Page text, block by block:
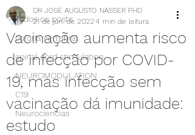
Todos os posts
coluna vertebral
spinal cord stimulation
NEUROMODULATION
C19
Neurociencias
Vacinação aumenta risco
de infecção por COVID-
19, mas infecção sem
vacinação dá imunidade:
estudo
DR JOSÉ AUGUSTO NASSER PHD
21 de jun. de 2022 4 min de leitura